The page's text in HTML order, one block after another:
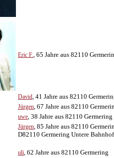
Eric F., 65 Jahre aus 82110
David, 41 Jahre aus 82110
Jürgen, 67 Jahre aus 82110
uwe, 38 Jahre aus 82110 Germering
Jürgen, 85 Jahre aus 82110
D82110 Germering Untere
uli, 62 Jahre aus 82110 Germering